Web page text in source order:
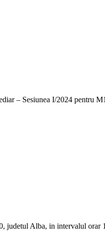
– Sesiunea I/2024 pentru
judetul Alba, in intervalul orar